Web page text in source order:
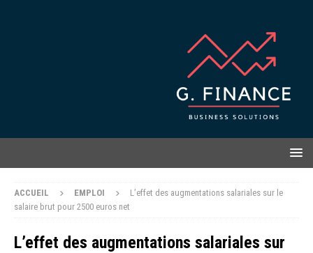
ACCUEIL EMPLOI
L’effet des augmentations salariales sur le
salaire brut pour 2500 euros net
L’effet des augmentations salariales sur